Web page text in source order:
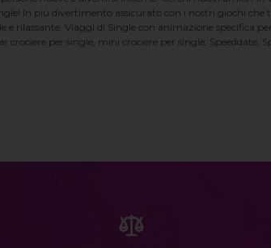
In più divertimento assicurato con i nostri giochi che
rilassante. Viaggi di Single con animazione specifica
per single, mini crociere per single, Speeddate,